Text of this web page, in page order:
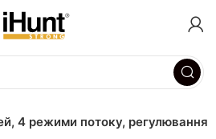
4 режими потоку, регулювання